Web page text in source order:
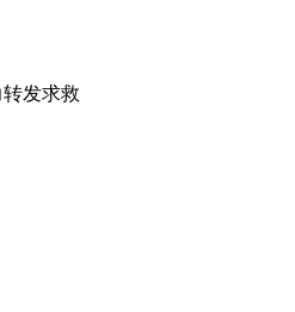
个收费岗亭
发求救